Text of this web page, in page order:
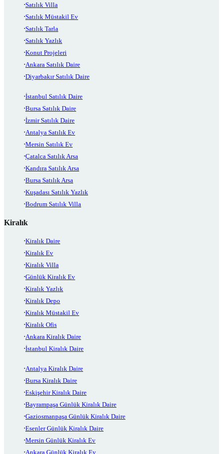
Satılık Villa
Satılık Müstakil Ev
Satılık Tarla
Satılık Yazlık
Konut Projeleri
Ankara Satılık Daire
Diyarbakır Satılık Daire
İstanbul Satılık Daire
Bursa Satılık Daire
İzmir Satılık Daire
Antalya Satılık Ev
Mersin Satılık Ev
Çatalca Satılık Arsa
Kandıra Satılık Arsa
Bursa Satılık Arsa
Kuşadası Satılık Yazlık
Bodrum Satılık Villa
Kiralık
Kiralık Daire
Kiralık Ev
Kiralık Villa
Günlük Kiralık Ev
Kiralık Yazlık
Kiralık Depo
Kiralık Müstakil Ev
Kiralık Ofis
Ankara Kiralık Daire
İstanbul Kiralık Daire
Antalya Kiralık Daire
Bursa Kiralık Daire
Eskişehir Kiralık Daire
Bayrampaşa Günlük Kiralık Daire
Gaziosmanpaşa Günlük Kiralık Daire
Esenler Günlük Kiralık Daire
Mersin Günlük Kiralık Ev
Ankara Günlük Kiralık Ev